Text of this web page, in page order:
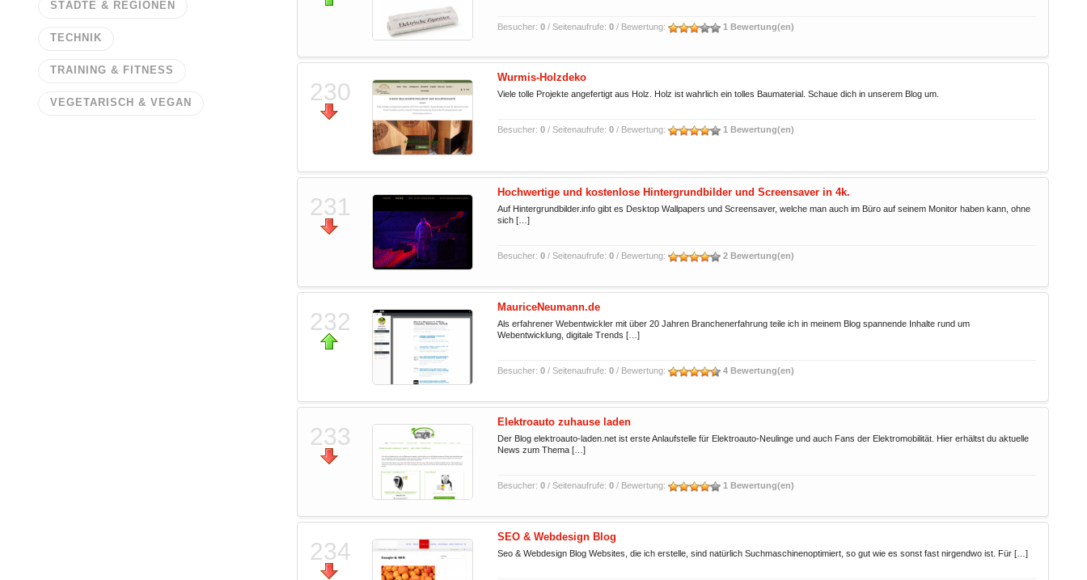
STÄDTE & REGIONEN
TECHNIK
TRAINING & FITNESS
VEGETARISCH & VEGAN
Besucher: 0/ Seitenaufrufe: 0/ Bewertung: 1 Bewertung(en)
230
Wurmis-Holzdeko
Viele tolle Projekte angefertigt aus Holz. Holz ist wahrlich ein tolles Baumaterial. Schaue dich in unserem Blog um.
Besucher: 0/ Seitenaufrufe: 0/ Bewertung: 1 Bewertung(en)
231
Hochwertige und kostenlose Hintergrundbilder und Screensaver in 4k.
Auf Hintergrundbilder.info gibt es Desktop Wallpapers und Screensaver, welche man auch im Büro auf seinem Monitor haben kann, ohne
sich […]
Besucher: 0/ Seitenaufrufe: 0/ Bewertung: 2 Bewertung(en)
232
MauriceNeumann.de
Als erfahrener Webentwickler mit über 20 Jahren Branchenerfahrung teile ich in meinem Blog spannende Inhalte rund um
Webentwicklung, digitale Trends […]
Besucher: 0/ Seitenaufrufe: 0/ Bewertung: 4 Bewertung(en)
233
Elektroauto zuhause laden
Der Blog elektroauto-laden.net ist erste Anlaufstelle für Elektroauto-Neulinge und auch Fans der Elektromobilität. Hier erhältst du aktuelle
News zum Thema […]
Besucher: 0/ Seitenaufrufe: 0/ Bewertung: 1 Bewertung(en)
234
SEO & Webdesign Blog
Seo & Webdesign Blog Websites, die ich erstelle, sind natürlich Suchmaschinenoptimiert, so gut wie es sonst fast nirgendwo ist. Für […]